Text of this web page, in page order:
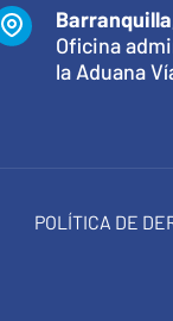
Oficina
la Aduana
POLÍTICA DE